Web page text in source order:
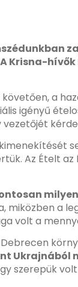
Krisna-
a
igényű
Az Ételt
miközben a
volt a
Ukrajnából
szerepük